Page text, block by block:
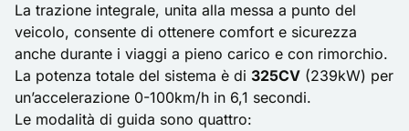
La trazione integrale, unita alla messa a punto del
veicolo, consente di ottenere comfort e sicurezza
anche durante i viaggi a pieno carico e con rimorchio.
La potenza totale del sistema è di 325CV (239kW) per
un’accelerazione 0-100km/h in 6,1 secondi.
Le modalità di guida sono quattro: